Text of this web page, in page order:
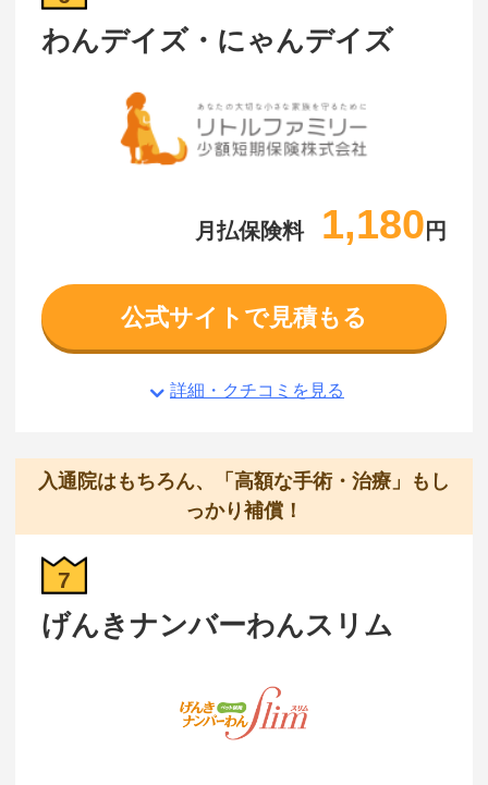
わんデイズ・にゃんデイズ
月払保険料 1,180 円
公式サイトで見積もる
詳細・クチコミを見る
入通院はもちろん、「高額な手術・治療」もし
っかり補償！
7
げんきナンバーわんスリム